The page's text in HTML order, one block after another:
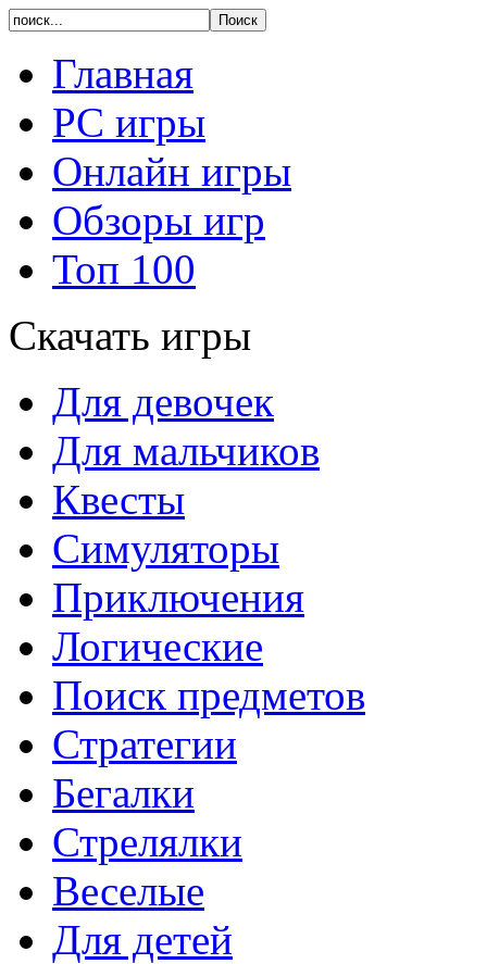
Главная
PC игры
Онлайн игры
Обзоры игр
Топ 100
Скачать игры
Для девочек
Для мальчиков
Квесты
Симуляторы
Приключения
Логические
Поиск предметов
Стратегии
Бегалки
Стрелялки
Веселые
Для детей